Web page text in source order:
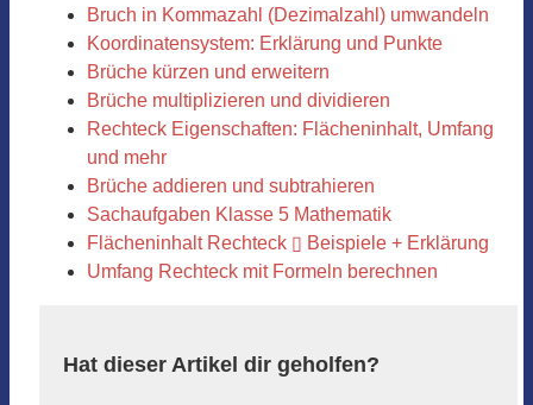
Bruch in Kommazahl (Dezimalzahl) umwandeln
Koordinatensystem: Erklärung und Punkte
Brüche kürzen und erweitern
Brüche multiplizieren und dividieren
Rechteck Eigenschaften: Flächeninhalt, Umfang
und mehr
Brüche addieren und subtrahieren
Sachaufgaben Klasse 5 Mathematik
Flächeninhalt Rechteck ▯ Beispiele + Erklärung
Umfang Rechteck mit Formeln berechnen
Hat dieser Artikel dir geholfen?